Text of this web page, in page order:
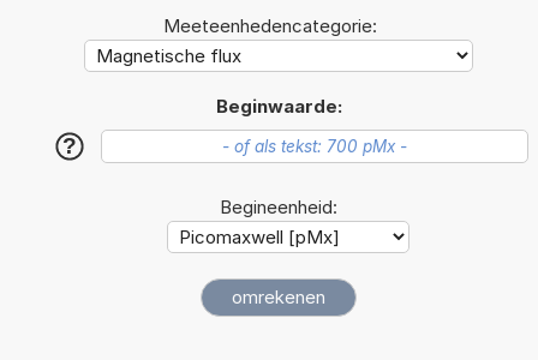
Meeteenhedencategorie:
Beginwaarde:
?
Begineenheid: